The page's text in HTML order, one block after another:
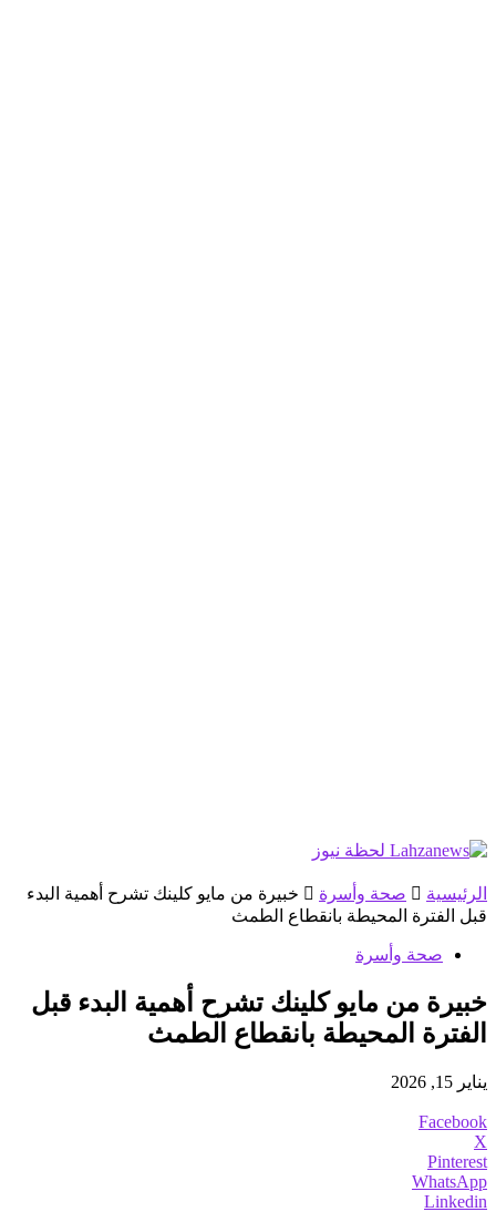
الرئيسية صحة وأسرة
خبيرة من مايو كلينك تشرح أهمية البدء
قبل الفترة المحيطة بانقطاع الطمث
صحة وأسرة
خبيرة من مايو كلينك تشرح أهمية البدء قبل
الفترة المحيطة بانقطاع الطمث
يناير 15, 2026
Facebook
X
Pinterest
WhatsApp
Linkedin